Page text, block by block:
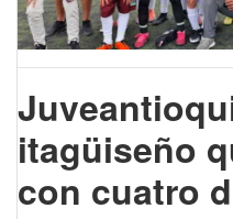
itagüiseño
con cuatro